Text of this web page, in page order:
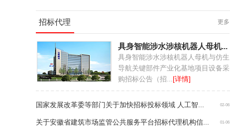
招标代理 更多
具身智能涉水涉核机器人母机...
具身智能涉水涉核机器人母机与仿生
导航关键部件产业化基地项目设备采
购招标公告（招... [详情]
02-06
国家发展改革委等部门关于加快招标投标领域 人工智...
01-06
关于安徽省建筑市场监管公共服务平台招标代理机构信...